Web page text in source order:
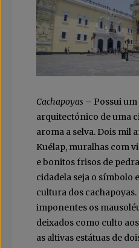
Cachapoyas – Possui
arquitectónico de uma
aroma a selva. Dois mil
Kuélap, muralhas com
e bonitos frisos de
cidadela seja o símbolo
cultura dos
imponentes os
deixados como culto
as altivas estátuas de